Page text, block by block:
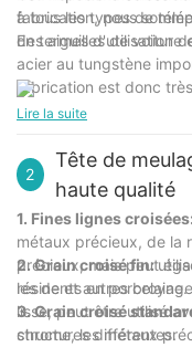
à tous les types de
fabrication, nous
des aiguilles de voiture
En termes d'utilisation
acier au tungstène
fabrication est donc
nationaux similaires en
Lire la suite
2
Tête de
haute qualité
1. Fines lignes croisées:
métaux précieux, de la
précieux, mais peut
les dents en porcelaine.
2. Grain croisé fin:
résine et autres
lisse, peut être utilisé
structures différentes.
3. Grain croisé
chrome, les métaux